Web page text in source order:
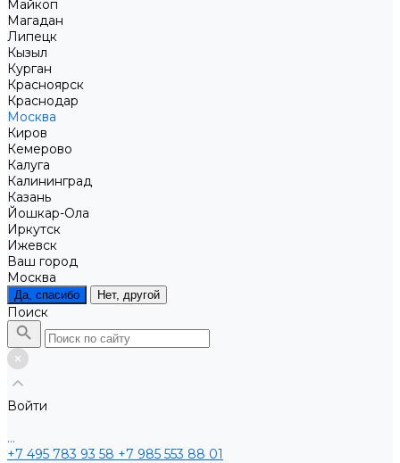
Майкоп
Магадан
Липецк
Кызыл
Курган
Красноярск
Краснодар
Москва
Киров
Кемерово
Калуга
Калининград
Казань
Йошкар-Ола
Иркутск
Ижевск
Ваш город
Москва
Да, спасибо Нет, другой
Поиск
Войти
...
+7 495 783 93 58 +7 985 553 88 01